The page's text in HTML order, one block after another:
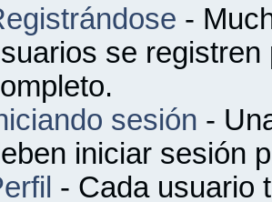
-
se
sesión -
iniciar sesión
- Cada usuario